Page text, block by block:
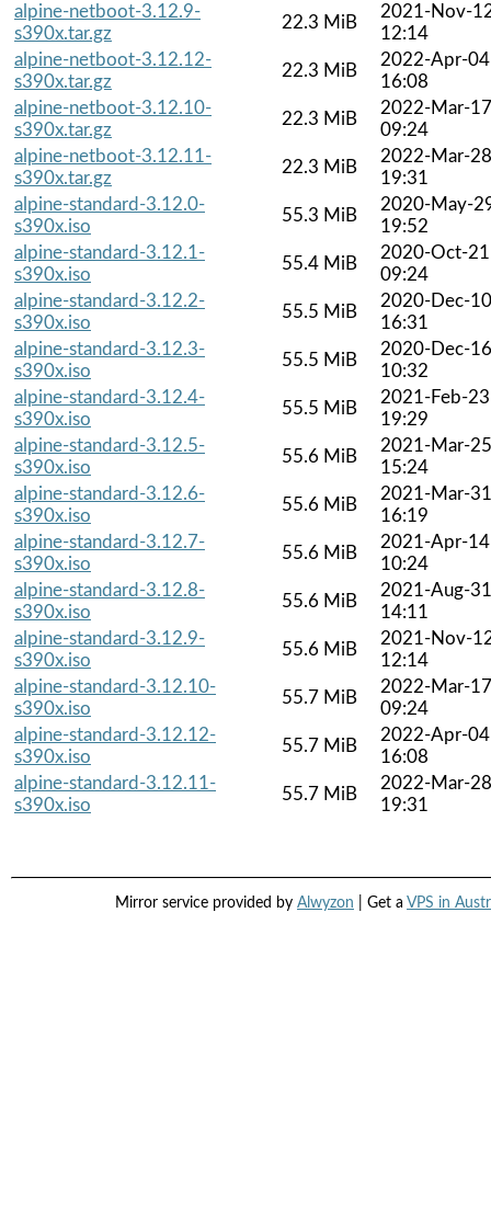
alpine-netboot-3.12.9-
s390x.tar.gz
22.3 MiB
2021-Nov-
12:14
alpine-netboot-3.12.12-
s390x.tar.gz
22.3 MiB
2022-Apr-04
16:08
alpine-netboot-3.12.10-
s390x.tar.gz
22.3 MiB
2022-Mar-17
09:24
alpine-netboot-3.12.11-
s390x.tar.gz
22.3 MiB
2022-Mar-28
19:31
alpine-standard-3.12.0-
s390x.iso
55.3 MiB
2020-May-
19:52
alpine-standard-3.12.1-
s390x.iso
55.4 MiB
2020-Oct-21
09:24
alpine-standard-3.12.2-
s390x.iso
55.5 MiB
2020-Dec-10
16:31
alpine-standard-3.12.3-
s390x.iso
55.5 MiB
2020-Dec-16
10:32
alpine-standard-3.12.4-
s390x.iso
55.5 MiB
2021-Feb-23
19:29
alpine-standard-3.12.5-
s390x.iso
55.6 MiB
2021-Mar-25
15:24
alpine-standard-3.12.6-
s390x.iso
55.6 MiB
2021-Mar-31
16:19
alpine-standard-3.12.7-
s390x.iso
55.6 MiB
2021-Apr-14
10:24
alpine-standard-3.12.8-
s390x.iso
55.6 MiB
2021-Aug-31
14:11
alpine-standard-3.12.9-
s390x.iso
55.6 MiB
2021-Nov-
12:14
alpine-standard-3.12.10-
s390x.iso
55.7 MiB
2022-Mar-17
09:24
alpine-standard-3.12.12-
s390x.iso
55.7 MiB
2022-Apr-04
16:08
alpine-standard-3.12.11-
s390x.iso
55.7 MiB
2022-Mar-28
19:31
Mirror service provided by Alwyzon | Get a VPS in